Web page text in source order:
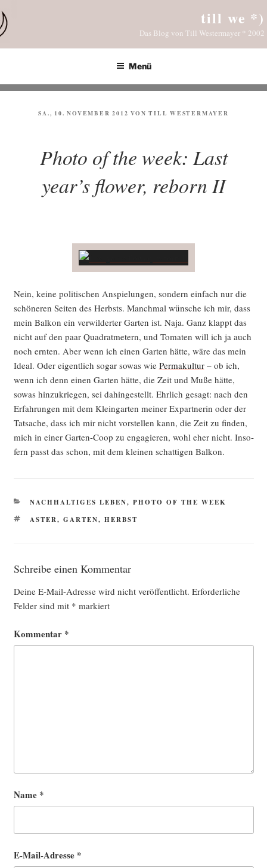
Inhalt
springen
till we *)
Das Blog von Till Westermayer * 2002
Menü
VERÖFFENTLICHT
SA., 10. NOVEMBER 2012 VONTILL WESTERMAYER
Photo of the week: Last
year’s flower, reborn II
Nein, kei­ne poli­ti­schen Anspie­lun­gen, son­dern ein­fach nur die
schö­ne­ren Sei­ten des Herbsts. Manch­mal wün­sche ich mir, dass
mein Bal­kon ein ver­wil­der­ter Gar­ten ist. Naja. Ganz klappt das
nicht auf den paar Qua­drat­me­tern, und Toma­ten will ich ja auch
noch ern­ten. Aber wenn ich einen Gar­ten hät­te, wäre das mein
Ide­al. Oder eigent­lich sogar sowas wie Per­ma­kul­tur– ob ich,
wenn ich denn einen Gar­ten hät­te, die Zeit und Muße hät­te,
sowas hin­zu­krie­gen, sei dahin­ge­stellt. Ehr­lich gesagt: nach den
Erfah­run­gen mit dem Klein­gar­ten mei­ner Expart­ne­rin oder der
Tat­sa­che, dass ich mir nicht vor­stel­len kann, die Zeit zu fin­den,
mich in einer Gar­ten-Coop zu enga­gie­ren, wohl eher nicht. Inso­
fern passt das schon, mit dem klei­nen schat­ti­gen Balkon.
KATEGORIEN
NACHHALTIGES LEBEN, PHOTO OF THE WEEK
SCHLAGWÖRTER
ASTER, GARTEN, HERBST
Schreibe einen Kommentar
Deine E-Mail-Adresse wird nicht veröffentlicht. Erforderliche
Felder sind mit * markiert
Kommentar *
Name *
E-Mail-Adresse *